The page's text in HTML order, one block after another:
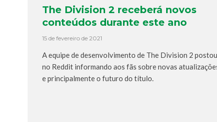
The Division 2 receberá novos
conteúdos durante este ano
15 de fevereiro de 2021
A equipe de desenvolvimento de The Division 2 postou
no Reddit informando aos fãs sobre novas
e principalmente o futuro do título.